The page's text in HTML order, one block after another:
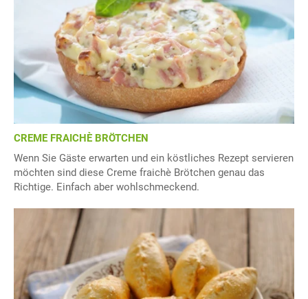
CREME FRAICHÈ BRÖTCHEN
Wenn Sie Gäste erwarten und ein köstliches Rezept servieren
möchten sind diese Creme fraichè Brötchen genau das
Richtige. Einfach aber wohlschmeckend.